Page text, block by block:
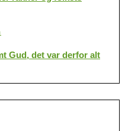
Gud, det var derfor alt